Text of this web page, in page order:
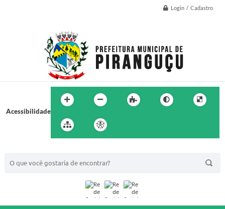
Login / Cadastro
Acessibilidade